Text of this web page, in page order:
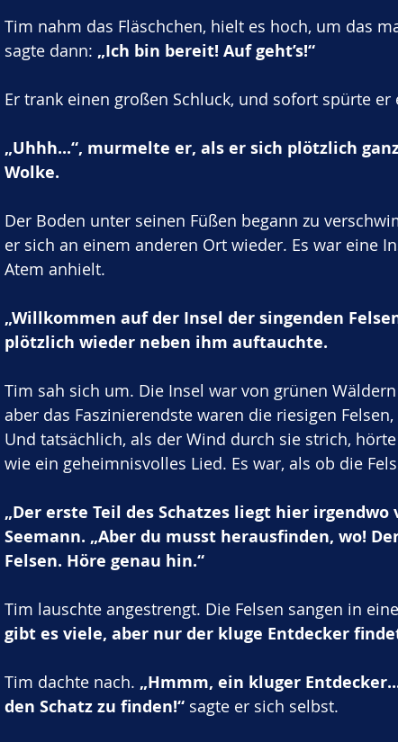
Tim nahm das Fläschchen, hielt es hoch, um das
sagte dann: „Ich bin bereit! Auf geht’s!“
Er trank einen großen Schluck, und sofort spürte
„Uhhh...“, murmelte er, als er sich plötzlich
Wolke.
Der Boden unter seinen Füßen begann zu
er sich an einem anderen Ort wieder. Es war eine
Atem anhielt.
„Willkommen auf der Insel der singenden
plötzlich wieder neben ihm auftauchte.
Tim sah sich um. Die Insel war von grünen
aber das Faszinierendste waren die riesigen
Und tatsächlich, als der Wind durch sie strich,
wie ein geheimnisvolles Lied. Es war, als ob die
„Der erste Teil des Schatzes liegt hier
Seemann. „Aber du musst herausfinden, wo!
Felsen. Höre genau hin.“
Tim lauschte angestrengt. Die Felsen sangen in
gibt es viele, aber nur der kluge Entdecker
Tim dachte nach. „Hmmm, ein kluger
den Schatz zu finden!“ sagte er sich selbst.